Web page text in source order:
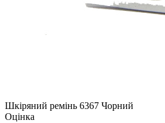
Шкіряний ремінь 6367 Чорний
Оцінка